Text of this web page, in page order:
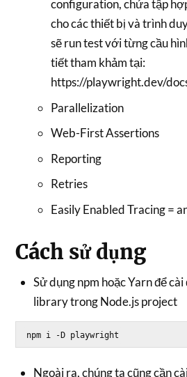
configuration, chứa tập
cho các thiết bị và trình
sẽ run test với từng cầu
tiết tham khảm tại:
https://playwright.dev/
Parallelization
Web-First Assertions
Reporting
Retries
Easily Enabled Tracing =
Cách sử dụng
Sử dụng npm hoặc Yarn để
library trong Node.js project
Ngoài ra, chúng ta cũng cần